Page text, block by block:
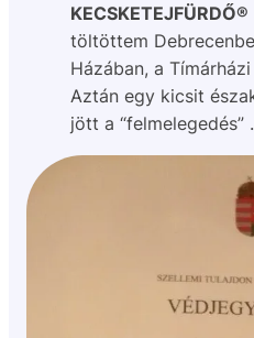
KECSKETEJFÜRDŐ®
töltöttem
Házában, a
Aztán egy kicsit
jött a “felmelegedés”